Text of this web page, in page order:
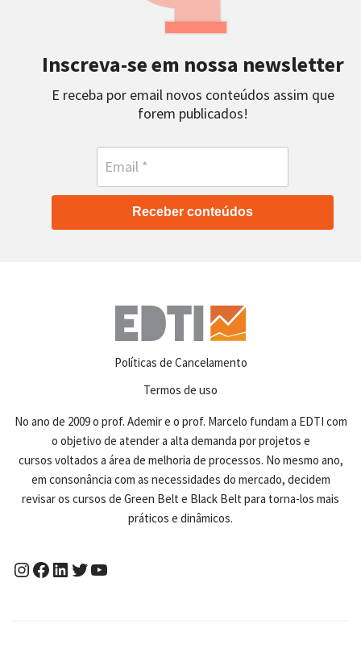
Inscreva-se em nossa newsletter
E receba por email novos conteúdos assim que
forem publicados!
Receber conteúdos
Políticas de Cancelamento
Termos de uso
No ano de 2009 o prof. Ademir e o prof. Marcelo fundam a EDTI com
o objetivo de atender a alta demanda por projetos e
cursos voltados a área de melhoria de processos. No mesmo ano,
em consonância com as necessidades do mercado, decidem
revisar os cursos de Green Belt e Black Belt para torna-los mais
práticos e dinâmicos.